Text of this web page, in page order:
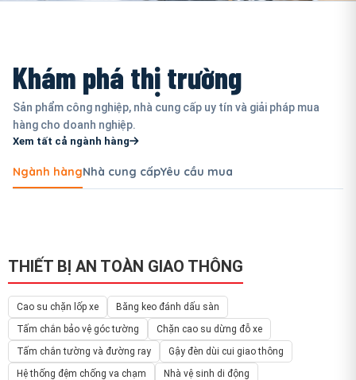
Khám phá thị trường
Sản phẩm công nghiệp, nhà cung cấp uy tín và giải pháp mua
hàng cho doanh nghiệp.
Xem tất cả ngành hàng
Ngành hàngNhà cung cấpYêu cầu mua
THIẾT BỊ AN TOÀN GIAO THÔNG
Cao su chặn lốp xe
Băng keo đánh dấu sàn
Tấm chắn bảo vệ góc tường
Chặn cao su dừng đỗ xe
Tấm chắn tường và đường ray
Gậy đèn dùi cui giao thông
Hệ thống đệm chống va chạm
Nhà vệ sinh di động